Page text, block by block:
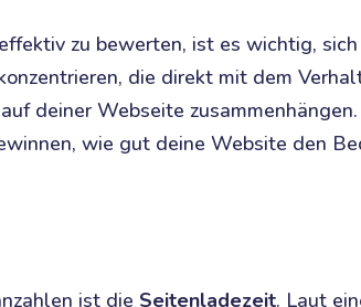
zu bewerten, ist es wichtig,
die direkt mit dem
deiner Webseite
wie gut deine Website den
ist die Seitenladezeit. Laut